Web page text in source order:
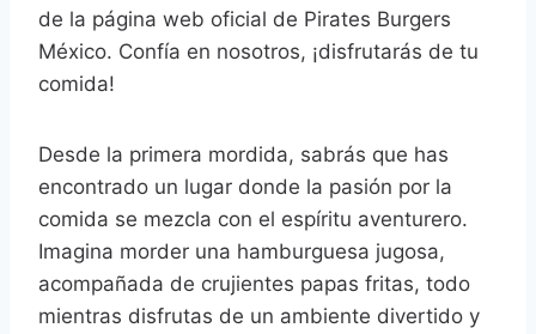
de la página web oficial de Pirates Burgers
México. Confía en nosotros, ¡disfrutarás de tu
comida!
Desde la primera mordida, sabrás que has
encontrado un lugar donde la pasión por la
comida se mezcla con el espíritu aventurero.
Imagina morder una hamburguesa jugosa,
acompañada de crujientes papas fritas, todo
mientras disfrutas de un ambiente divertido y